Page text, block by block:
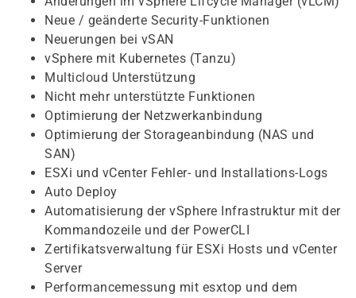
Neue / geänderte Security-Funktionen
Neuerungen bei vSAN
vSphere mit Kubernetes (Tanzu)
Multicloud Unterstützung
Nicht mehr unterstützte Funktionen
Optimierung der Netzwerkanbindung
Optimierung der Storageanbindung (NAS und
SAN)
ESXi und vCenter Fehler- und Installations-Logs
Auto Deploy
Automatisierung der vSphere Infrastruktur mit der
Kommandozeile und der PowerCLI
Zertifikatsverwaltung für ESXi Hosts und vCenter
Server
Performancemessung mit esxtop und dem